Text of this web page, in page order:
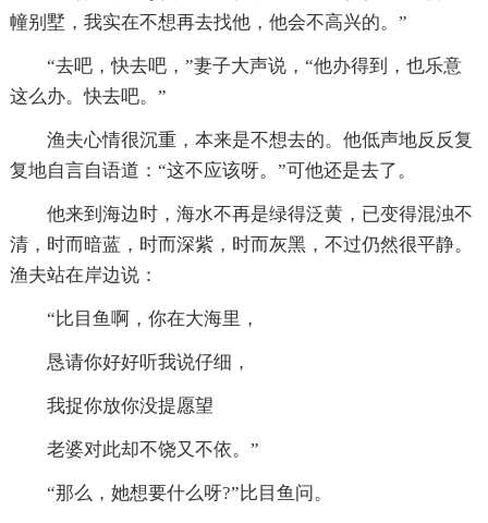
幢别墅，我实在不想再去找他，他会不高兴的。”
“去吧，快去吧，”妻子大声说，“他办得到，也乐意
这么办。快去吧。”
渔夫心情很沉重，本来是不想去的。他低声地反反复
复地自言自语道：“这不应该呀。”可他还是去了。
他来到海边时，海水不再是绿得泛黄，已变得混浊不
清，时而暗蓝，时而深紫，时而灰黑，不过仍然很平静。
渔夫站在岸边说：
“比目鱼啊，你在大海里，
恳请你好好听我说仔细，
我捉你放你没提愿望
老婆对此却不饶又不依。”
“那么，她想要什么呀?”比目鱼问。